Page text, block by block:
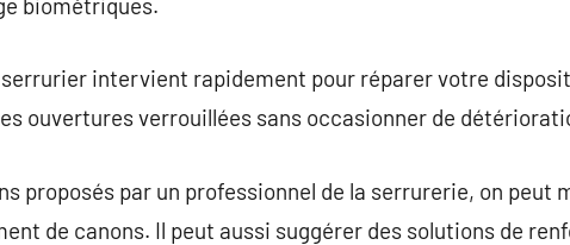
serrurier intervient rapidement pour réparer votre
ouvertures verrouillées sans occasionner de
proposés par un professionnel de la serrurerie, on peut
de canons. Il peut aussi suggérer des solutions de